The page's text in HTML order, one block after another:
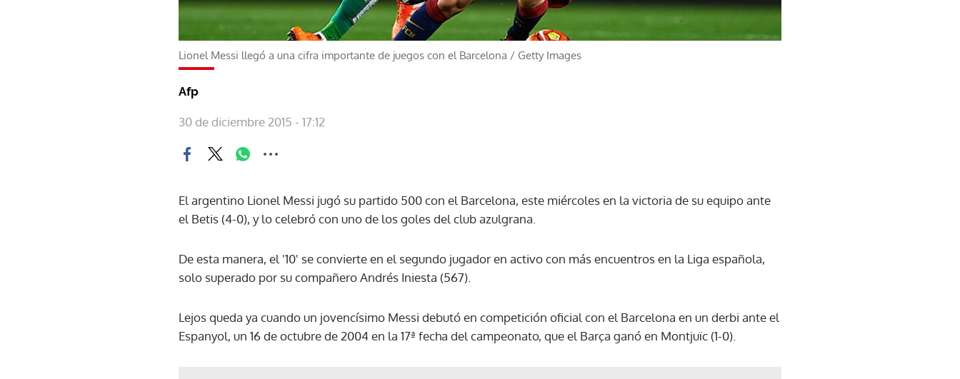
Lionel Messi llegó a una cifra importante de juegos con el Barcelona / Getty Images
Afp
30 de diciembre 2015 - 17:12
El argentino Lionel Messi jugó su partido 500 con el Barcelona, este miércoles en la victoria de su equipo ante
el Betis (4-0), y lo celebró con uno de los goles del club azulgrana.
De esta manera, el '10' se convierte en el segundo jugador en activo con más encuentros en la Liga española,
solo superado por su compañero Andrés Iniesta (567).
Lejos queda ya cuando un jovencísimo Messi debutó en competición oficial con el Barcelona en un derbi ante el
Espanyol, un 16 de octubre de 2004 en la 17ª fecha del campeonato, que el Barça ganó en Montjuïc (1-0).